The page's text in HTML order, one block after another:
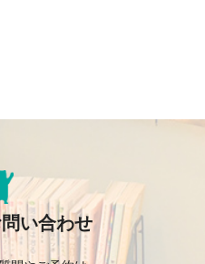
い合わせ